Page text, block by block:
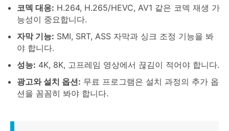
코덱 대응: H.264, H.265/HEVC, AV1 같은 코덱 재생 가
능성이 중요합니다.
자막 기능: SMI, SRT, ASS 자막과 싱크 조정 기능을 봐
야 합니다.
성능: 4K, 8K, 고프레임 영상에서 끊김이 적어야 합니다.
광고와 설치 옵션: 무료 프로그램은 설치 과정의 추가 옵
션을 꼼꼼히 봐야 합니다.